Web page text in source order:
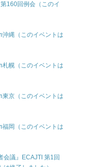
160回例会（このイ
縄（このイベントは
幌（このイベントは
京（このイベントは
岡（このイベントは
会議』ECAJTI 第1回